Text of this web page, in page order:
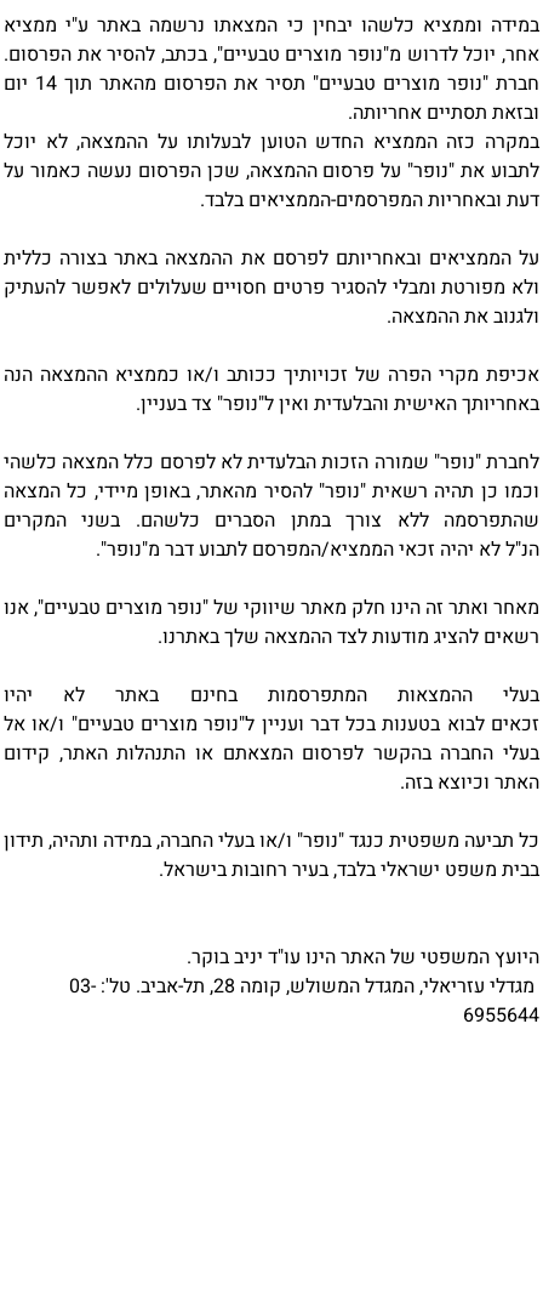
במידה וממציא כלשהו יבחין כי המצאתו נרשמה באתר ע"י ממציא
אחר, יוכל לדרוש מ"נופר מוצרים טבעיים", בכתב, להסיר את הפרסום.
חברת "נופר מוצרים טבעיים" תסיר את הפרסום מהאתר תוך 14 יום
ובזאת תסתיים אחריותה.
במקרה כזה הממציא החדש הטוען לבעלותו על ההמצאה, לא יוכל
לתבוע את "נופר" על פרסום ההמצאה, שכן הפרסום נעשה כאמור על
דעת ובאחריות המפרסמים-הממציאים בלבד.
על הממציאים ובאחריותם לפרסם את ההמצאה באתר בצורה כללית
ולא מפורטת ומבלי להסגיר פרטים חסויים שעלולים לאפשר להעתיק
ולגנוב את ההמצאה.
אכיפת מקרי הפרה של זכויותיך ככותב ו/או כממציא ההמצאה הנה
באחריותך האישית והבלעדית ואין ל"נופר" צד בעניין.
לחברת "נופר" שמורה הזכות הבלעדית לא לפרסם כלל המצאה כלשהי
וכמו כן תהיה רשאית "נופר" להסיר מהאתר, באופן מיידי, כל המצאה
שהתפרסמה ללא צורך במתן הסברים כלשהם. בשני המקרים
הנ"ל לא יהיה זכאי הממציא/המפרסם לתבוע דבר מ"נופר".
מאחר ואתר זה הינו חלק מאתר שיווקי של "נופר מוצרים טבעיים", אנו
רשאים להציג מודעות לצד ההמצאה שלך באתרנו.
בעלי ההמצאות המתפרסמות בחינם באתר לא יהיו
זכאים לבוא בטענות בכל דבר ועניין ל"נופר מוצרים טבעיים" ו/או אל
בעלי החברה בהקשר לפרסום המצאתם או התנהלות האתר, קידום
האתר וכיוצא בזה.
כל תביעה משפטית כנגד "נופר" ו/או בעלי החברה, במידה ותהיה, תידון
בבית משפט ישראלי בלבד, בעיר רחובות בישראל.
היועץ המשפטי של האתר הינו עו"ד יניב בוקר.
מגדלי עזריאלי, המגדל המשולש, קומה 28, תל-אביב. טל': 03-
6955644